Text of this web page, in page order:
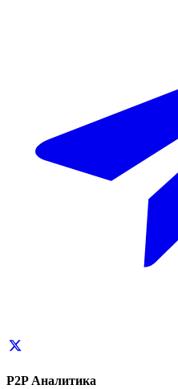
P2P Аналитика